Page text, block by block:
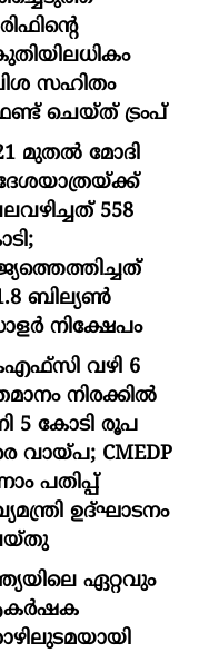
സഹിതം
ചെയ്ത് ട്രംപ്
മുതൽ മോദി
558
ബില്യൺ
നിക്ഷേപം
വഴി 6
നിരക്കിൽ
5 കോടി രൂപ
വായ്പ; CMEDP
പതിപ്പ്
ഉദ്ഘാടനം
ഏറ്റവും